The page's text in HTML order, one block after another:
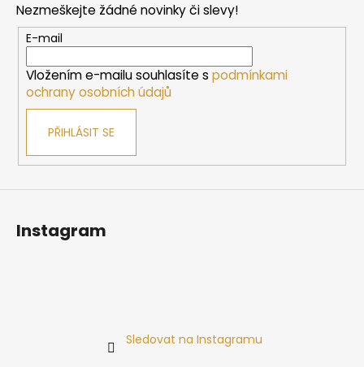
KW,
320
MM
130
Kč
Nezmeškejte žádné novinky či slevy!
E-mail
Vložením e-mailu souhlasíte s podmínkami
ochrany osobních údajů
PŘIHLÁSIT SE
Instagram
Sledovat na Instagramu